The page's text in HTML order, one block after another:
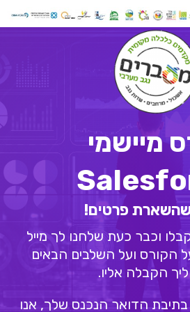
מיישמי
פרטים!
וכבר כעת שלחנו לך מייל
הקורס ועל השלבים הבאים
הקבלה אליו.
הדואר הנכנס שלך, אנו